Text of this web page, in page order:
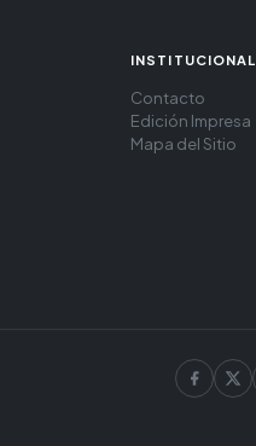
INSTITUCIONAL
Contacto
Edición Impresa
Mapa del Sitio